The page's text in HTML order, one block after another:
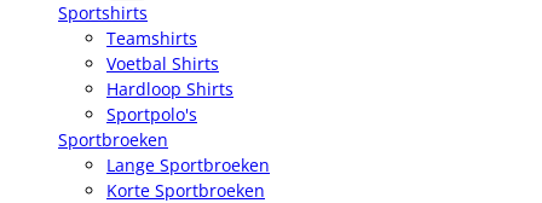
Sportshirts
Teamshirts
Voetbal Shirts
Hardloop Shirts
Sportpolo's
Sportbroeken
Lange Sportbroeken
Korte Sportbroeken